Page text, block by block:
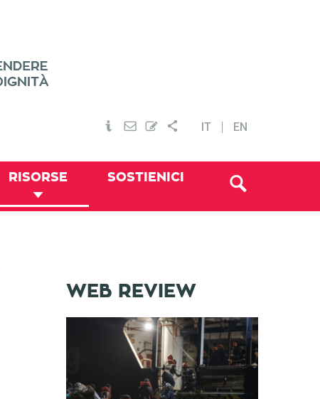
IT EN
RISORSE SOSTIENICI
WEB REVIEW